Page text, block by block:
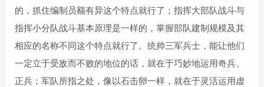
的，抓住编制员额有异这个特点就行了；指挥大部队战斗与
指挥小分队战斗基本原理是一样的，掌握部队建制规模及其
相应的名称不同这个特点就行了。统帅三军兵士，能让他们
一定立于受敌而不败的地位的话，就在于巧妙地运用奇兵、
正兵；军队所指之处，像以石击卵一样，就在于灵活运用虚